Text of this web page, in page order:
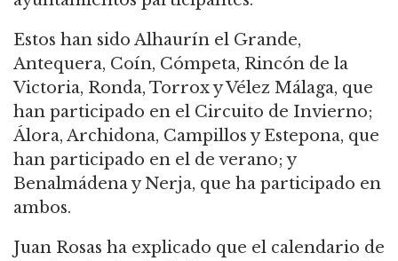
Estos han sido Alhaurín el Grande,
Antequera, Coín, Cómpeta, Rincón de la
Victoria, Ronda, Torrox y Vélez Málaga, que
han participado en el Circuito de Invierno;
Álora, Archidona, Campillos y Estepona, que
han participado en el de verano; y
Benalmádena y Nerja, que ha participado en
ambos.
Juan Rosas ha explicado que el calendario de